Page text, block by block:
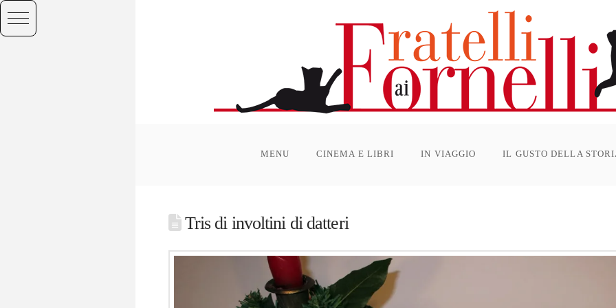
MENU CINEMA E LIBRI IN VIAGGIO IL GUSTO DELLA
Tris di involtini di datteri